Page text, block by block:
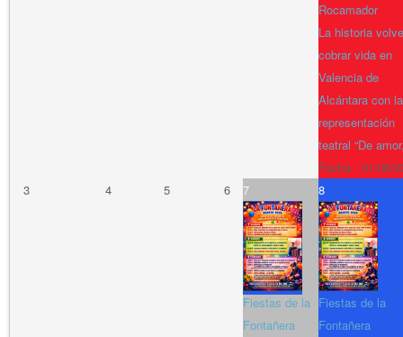
Rocamador
La historia
cobrar vida en
Valencia de
Alcántara con la
representación
teatral “De
Fecha : 01/08/
3
4 5 6 7
Fiestas de la
Fontañera
8
Fiestas de la
Fontañera